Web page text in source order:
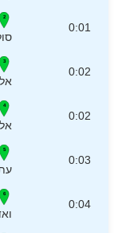
0:01
0:02
0:02
0:03
0:04